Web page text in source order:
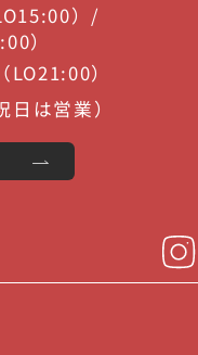
）/
）
）
は営業）